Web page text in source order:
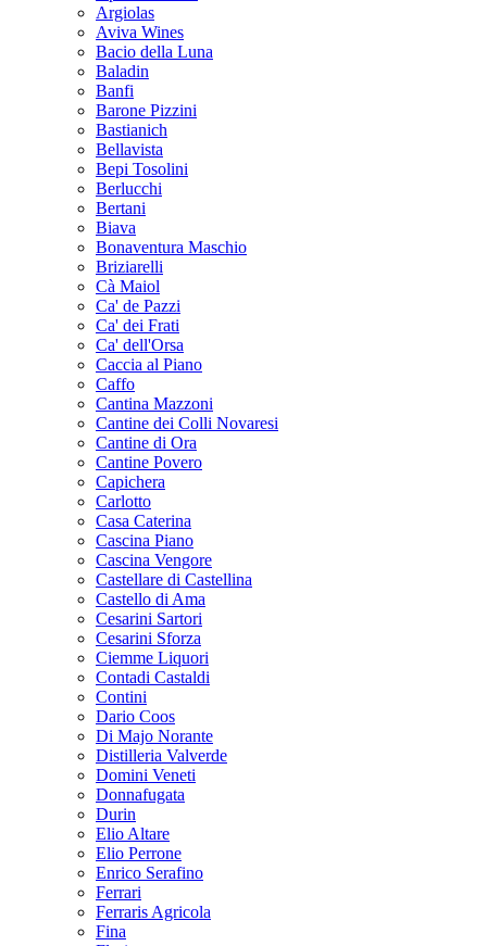
Argiolas
Aviva Wines
Bacio della Luna
Baladin
Banfi
Barone Pizzini
Bastianich
Bellavista
Bepi Tosolini
Berlucchi
Bertani
Biava
Bonaventura Maschio
Briziarelli
Cà Maiol
Ca' de Pazzi
Ca' dei Frati
Ca' dell'Orsa
Caccia al Piano
Caffo
Cantina Mazzoni
Cantine dei Colli Novaresi
Cantine di Ora
Cantine Povero
Capichera
Carlotto
Casa Caterina
Cascina Piano
Cascina Vengore
Castellare di Castellina
Castello di Ama
Cesarini Sartori
Cesarini Sforza
Ciemme Liquori
Contadi Castaldi
Contini
Dario Coos
Di Majo Norante
Distilleria Valverde
Domini Veneti
Donnafugata
Durin
Elio Altare
Elio Perrone
Enrico Serafino
Ferrari
Ferraris Agricola
Fina